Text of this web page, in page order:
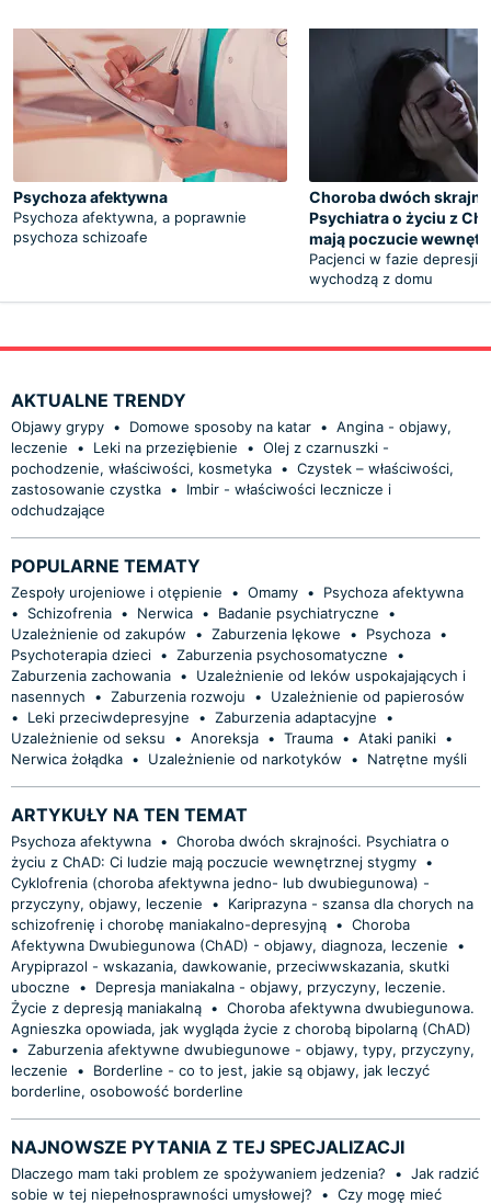
Psychoza afektywna
Psychoza afektywna, a poprawnie
psychoza schizoafe
Choroba dwóch
Psychiatra o życiu z
mają poczucie
Pacjenci w fazie depresji
wychodzą z domu
AKTUALNE TRENDY
Objawy grypy • Domowe sposoby na katar • Angina - objawy,
leczenie
• Leki na przeziębienie • Olej z czarnuszki -
pochodzenie, właściwości, kosmetyka • Czystek – właściwości,
zastosowanie czystka •
Imbir - właściwości lecznicze i
odchudzające
POPULARNE TEMATY
Zespoły urojeniowe i otępienie • Omamy •
Psychoza afektywna
•
Schizofrenia • Nerwica • Badanie psychiatryczne
•
Uzależnienie od zakupów
• Zaburzenia lękowe • Psychoza •
Psychoterapia dzieci • Zaburzenia psychosomatyczne
•
Zaburzenia zachowania •
Uzależnienie od leków uspokajających i
nasennych
• Zaburzenia rozwoju •
Uzależnienie od papierosów
•
Leki przeciwdepresyjne • Zaburzenia adaptacyjne
•
Uzależnienie od seksu
• Anoreksja • Trauma • Ataki paniki •
Nerwica żołądka • Uzależnienie od narkotyków • Natrętne myśli
ARTYKUŁY NA TEN TEMAT
Psychoza afektywna • Choroba dwóch skrajności. Psychiatra o
życiu z ChAD: Ci ludzie mają poczucie wewnętrznej stygmy •
Cyklofrenia (choroba afektywna jedno- lub dwubiegunowa) -
przyczyny, objawy, leczenie
•
Kariprazyna - szansa dla chorych na
schizofrenię i chorobę maniakalno-depresyjną • Choroba
Afektywna Dwubiegunowa (ChAD) - objawy, diagnoza, leczenie
•
Arypiprazol - wskazania, dawkowanie, przeciwwskazania, skutki
uboczne
•
Depresja maniakalna - objawy, przyczyny, leczenie.
Życie z depresją maniakalną • Choroba afektywna dwubiegunowa.
Agnieszka opowiada, jak wygląda życie z chorobą bipolarną (ChAD)
• Zaburzenia afektywne dwubiegunowe - objawy, typy, przyczyny,
leczenie
•
Borderline - co to jest, jakie są objawy, jak leczyć
borderline, osobowość borderline
NAJNOWSZE PYTANIA Z TEJ SPECJALIZACJI
Dlaczego mam taki problem ze spożywaniem jedzenia? • Jak radzić
sobie w tej niepełnosprawności umysłowej?
• Czy mogę mieć